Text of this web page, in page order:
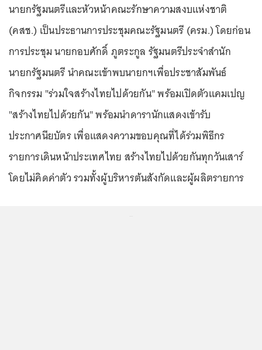
นายกรัฐมนตรีและหัวหน้าคณะรักษาความสงบแห่งชาติ
(คสช.) เป็นประธานการประชุมคณะรัฐมนตรี (ครม.) โดยก่อน
การประชุม นายกอบศักดิ์ ภูตระกูล รัฐมนตรีประจำสำนัก
นายกรัฐมนตรี นำคณะเข้าพบนายกฯเพื่อประชาสัมพันธ์
กิจกรรม "ร่วมใจสร้างไทยไปด้วยกัน" พร้อมเปิดตัวแคมเปญ
"สร้างไทยไปด้วยกัน" พร้อมนำดารานักแสดงเข้ารับ
ประกาศนียบัตร เพื่อแสดงความขอบคุณที่ได้ร่วมพิธีกร
รายการเดินหน้าประเทศไทย สร้างไทยไปด้วยกันทุกวันเสาร์
โดยไม่คิดค่าตัว รวมทั้งผู้บริหารต้นสังกัดและผู้ผลิตรายการ